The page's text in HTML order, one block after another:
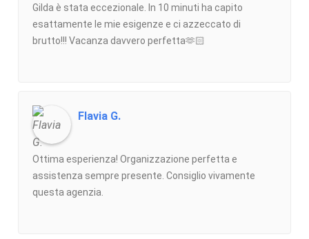
Gilda è stata eccezionale. In 10 minuti ha capito
esattamente le mie esigenze e ci azzeccato di
brutto!!! Vacanza davvero perfetta🫶🏻
Flavia G.
Ottima esperienza! Organizzazione perfetta e
assistenza sempre presente. Consiglio vivamente
questa agenzia.